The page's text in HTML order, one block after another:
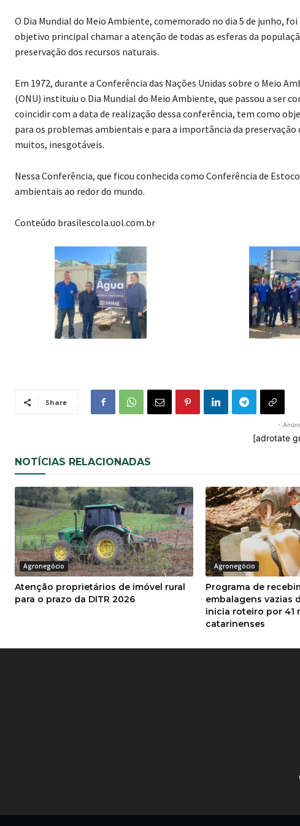
O Dia Mundial do Meio Ambiente, comemorado no dia 5 de junho,
objetivo principal chamar a atenção de todas as esferas da
preservação dos recursos naturais.
Em 1972, durante a Conferência das Nações Unidas sobre o Meio
(ONU) instituiu o Dia Mundial do Meio Ambiente, que passou a ser
coincidir com a data de realização dessa conferência, tem como
para os problemas ambientais e para a importância da
muitos, inesgotáveis.
Nessa Conferência, que ficou conhecida como Conferência de
ambientais ao redor do mundo.
Conteúdo brasilescola.uol.com.br
Share
-
[adrotate
NOTÍCIAS RELACIONADAS
Agronegócio
Atenção proprietários de imóvel rural
para o prazo da DITR 2026
Agronegócio
Programa de
embalagens vazias
inicia roteiro por 41
catarinenses